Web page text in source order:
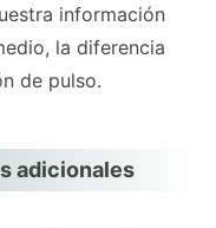
información
la diferencia
de pulso.
adicionales